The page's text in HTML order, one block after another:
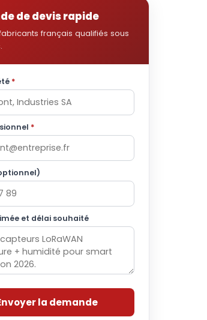
de devis rapide
français qualifiés sous
*
*
et délai souhaité
la demande